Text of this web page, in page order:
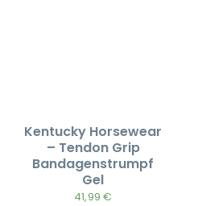
Kentucky Horsewear
– Tendon Grip
Bandagenstrumpf
Gel
41,99€